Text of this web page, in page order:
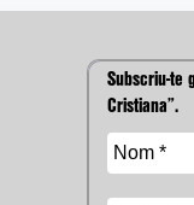
Subscriu-te
Cristiana”.